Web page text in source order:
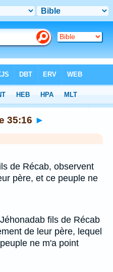
35:16 ►
de Récab, observent
père, et ce peuple ne
fils de Récab
de leur père, lequel
ne m'a point